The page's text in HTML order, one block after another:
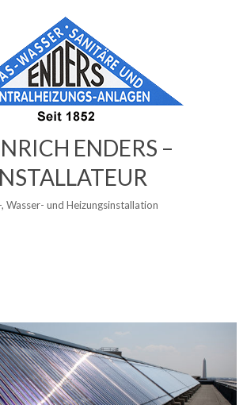
ENDERS –
, Wasser- und Heizungsinstallation